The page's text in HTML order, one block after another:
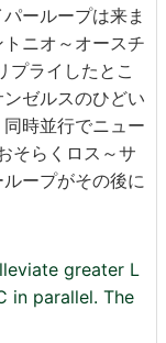
ーループは来ま
ニオ～オースチ
ライしたとこ
ゼルスのひどい
時並行でニュー
そらくロス～サ
ープがその後に
greater L
in parallel. The